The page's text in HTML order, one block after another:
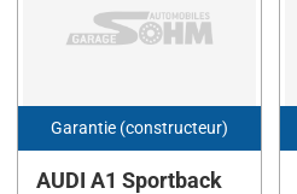
Kilométrage
Km
Garantie (constructeur)
AUDI A1 Sportback